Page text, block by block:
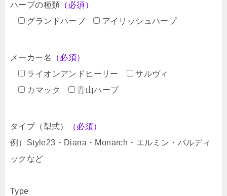
ハープの種類 （必須）
グランドハープ
アイリッシュハープ
メーカー名
（必須）
ライオンアンドヒーリー
サルヴィ
カマック
青山ハープ
タイプ（型式）
（必須）
例）Style23・Diana・Monarch・エルミン・バルディ
ックなど
Type